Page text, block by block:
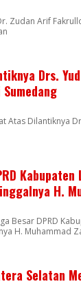
Zudan Arif
Drs.
Atas Dilantiknya
H.
Besar DPRD
H. Muhammad
Selatan